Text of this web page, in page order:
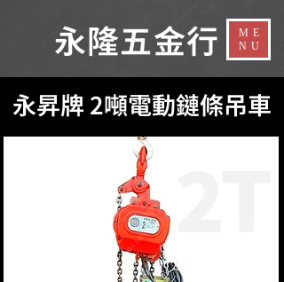
​永隆五金行​
ME
NU
永昇牌 2噸電動鏈條吊車